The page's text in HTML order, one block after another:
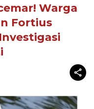
Warga
Fortius